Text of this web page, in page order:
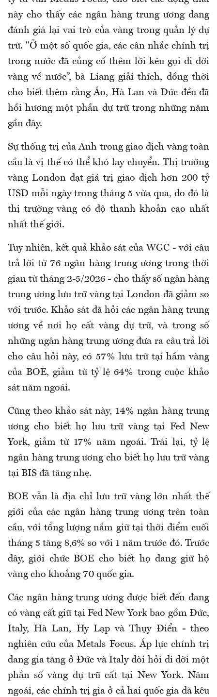
này cho thấy các ngân hàng trung ương đang
đánh giá lại vai trò của vàng trong quản lý dự
trữ. "Ở một số quốc gia, các cân nhắc chính trị
trong nước đã củng cố thêm lời kêu gọi di dời
vàng về nước”, bà Liang giải thích, đồng thời
cho biết thêm rằng Áo, Hà Lan và Đức đều đã
hồi hương một phần dự trữ trong những năm
gần đây.
Sự thống trị của Anh trong giao dịch vàng toàn
cầu là vị thế có thể khó lay chuyển. Thị trường
vàng London đạt giá trị giao dịch hơn 200 tỷ
USD mỗi ngày trong tháng 5 vừa qua, do đó là
thị trường vàng có độ thanh khoản cao nhất
nhất thế giới.
Tuy nhiên, kết quả khảo sát của WGC - với câu
trả lời từ 76 ngân hàng trung ương trong thời
gian từ tháng 2-5/2026 - cho thấy số ngân hàng
trung ương lưu trữ vàng tại London đã giảm so
với trước. Khảo sát đã hỏi các ngân hàng trung
ương về nơi họ cất vàng dự trữ, và trong số
những ngân hàng trung ương đưa ra câu trả lời
cho câu hỏi này, có 57% lưu trữ tại hầm vàng
của BOE, giảm từ tỷ lệ 64% trong cuộc khảo
sát năm ngoái.
Cũng theo khảo sát này, 14% ngân hàng trung
ương cho biết họ lưu trữ vàng tại Fed New
York, giảm từ 17% năm ngoái. Trái lại, tỷ lệ
ngân hàng trung ương cho biết họ lưu trữ vàng
tại BIS đã tăng nhẹ.
BOE vẫn là địa chỉ lưu trữ vàng lớn nhất thế
giới của các ngân hàng trung ương trên toàn
cầu, với tổng lượng nắm giữ tại thời điểm cuối
tháng 5 tăng 8,6% so với 1 năm trước đó. Trước
đây, giới chức BOE cho biết họ đang giữ hộ
vàng cho khoảng 70 quốc gia.
Các ngân hàng trung ương được biết đến đang
có vàng cất giữ tại Fed New York bao gồm Đức,
Italy, Hà Lan, Hy Lạp và Thụy Điển - theo
nghiên cứu của Metals Focus. Áp lực chính trị
đang gia tăng ở Đức và Italy đòi hỏi di dời một
phần số vàng dự trữ cất tại New York. Năm
ngoái, các chính trị gia ở cả hai quốc gia đã kêu